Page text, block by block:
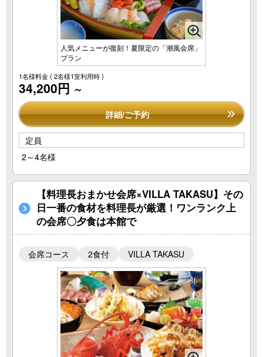
人気メニューが復刻！夏限定の「潮風会席」
プラン
1名様料金( 2名様1室利用時 )
34,200円 ～
詳細/ご予約
定員
2～4名様
【料理長おまかせ会席×VILLA TAKASU】その
日一番の食材を料理長が厳選！ワンランク上
の会席〇夕食は本館で
会席コース 2食付 VILLA TAKASU